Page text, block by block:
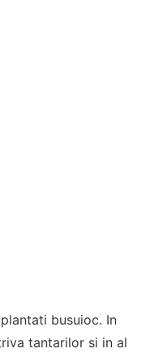
busuioc. In
tantarilor si in al